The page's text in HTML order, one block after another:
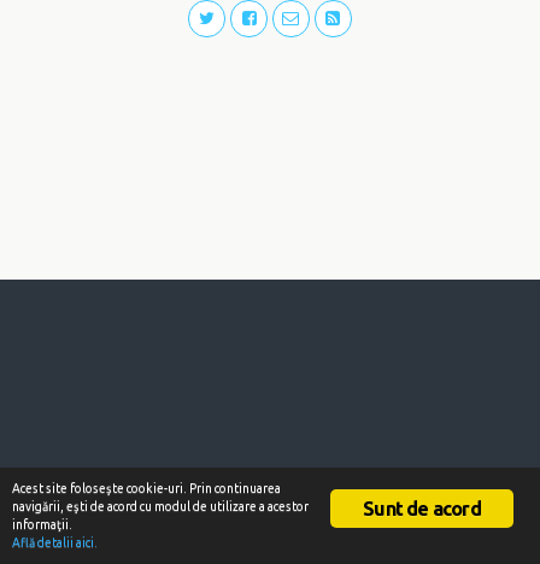
Sunt de acord
Acest site foloseşte cookie-uri. Prin continuarea
navigării, eşti de acord cu modul de utilizare a acestor
informaţii.
Află detalii aici.